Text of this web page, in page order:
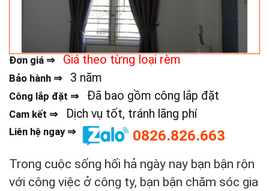
Đơn giá ⇒ Giá theo từng loại rèm
Bảo hành ⇒ 3 năm
Công lắp đặt ⇒ Đã bao gồm công lắp đặt
Cam kết ⇒ Dịch vụ tốt, tránh lãng phí
Liên hệ ngay ⇒ 0826.826.663
Trong cuộc sống hối hả ngày nay bạn bận rộn
với công việc ở công ty, bạn bận chăm sóc gia